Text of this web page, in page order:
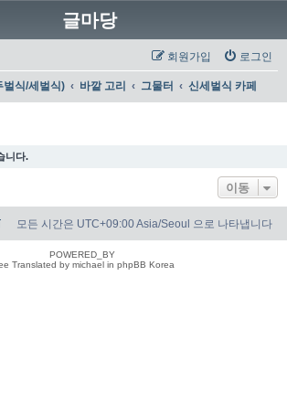
글마당
로그인
회원가입
벌식/세벌식) 바깥 고리 그물터 신세벌식 카페
니다.
이동
모든 시간은 UTC+09:00 Asia/Seoul 으로 나타냅니다
POWERED_BY
Translated by michael in phpBB Korea